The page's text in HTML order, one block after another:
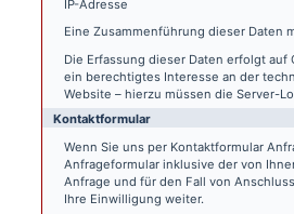
IP-Adresse
Eine Zusammenführung dieser Daten
Die Erfassung dieser Daten erfolgt auf
ein berechtigtes Interesse an der
Website – hierzu müssen die Server-
Kontaktformular
Wenn Sie uns per Kontaktformular
Anfrageformular inklusive der von
Anfrage und für den Fall von
Ihre Einwilligung weiter.